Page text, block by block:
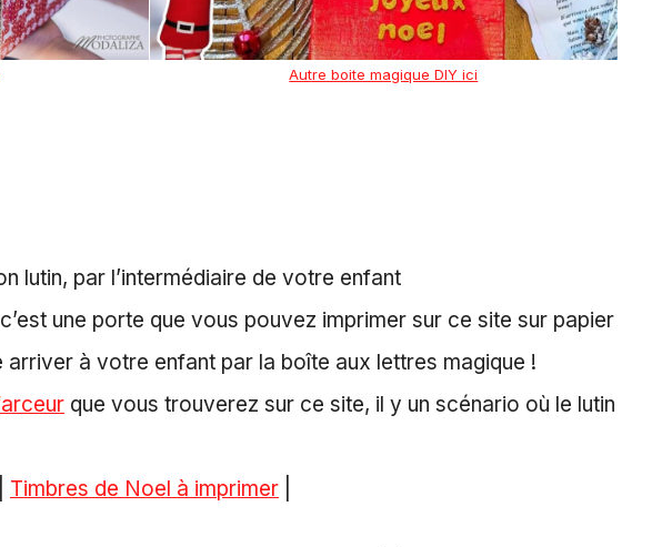
Autre boite magique DIY ici
lutin, par l’intermédiaire de votre enfant
une porte que vous pouvez imprimer sur ce site sur papier
à votre enfant par la boîte aux lettres magique !
que vous trouverez sur ce site, il y un scénario où le lutin
Timbres de Noel à imprimer